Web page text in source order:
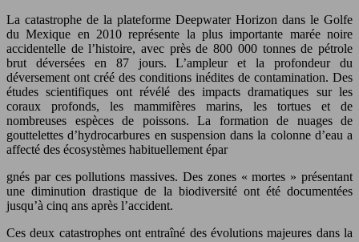
La catastrophe de la plateforme Deepwater Horizon dans le Golfe
du Mexique en 2010 représente la plus importante marée noire
accidentelle de l’histoire, avec près de 800 000 tonnes de pétrole
brut déversées en 87 jours. L’ampleur et la profondeur du
déversement ont créé des conditions inédites de contamination. Des
études scientifiques ont révélé des impacts dramatiques sur les
coraux profonds, les mammifères marins, les tortues et de
nombreuses espèces de poissons. La formation de nuages de
gouttelettes d’hydrocarbures en suspension dans la colonne d’eau a
affecté des écosystèmes habituellement épar
gnés par ces pollutions massives. Des zones « mortes » présentant
une diminution drastique de la biodiversité ont été documentées
jusqu’à cinq ans après l’accident.
Ces deux catastrophes ont entraîné des évolutions majeures dans la